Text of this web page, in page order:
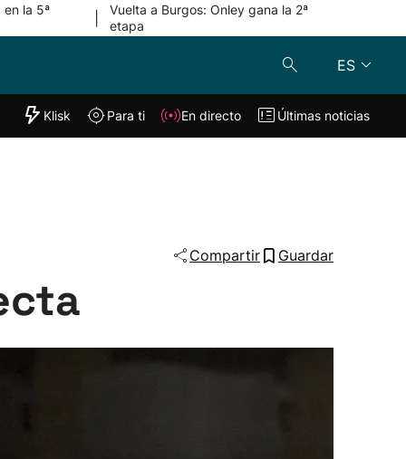
la 5ª
Vuelta a Burgos: Onley gana la 2ª
etapa
ES
"Helmuga"
Klisk En directo
Klisk Para ti En directo Últimas noticias
Compartir Guardar